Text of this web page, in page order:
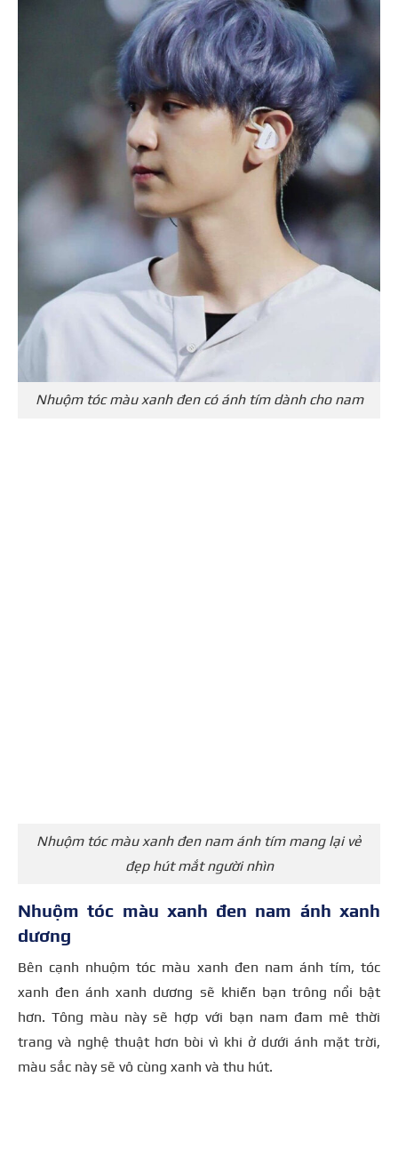
Nhuộm tóc màu xanh đen có ánh tím dành cho nam
Nhuộm tóc màu xanh đen nam ánh tím mang lại vẻ
đẹp hút mắt người nhìn
Nhuộm tóc màu xanh đen nam ánh xanh
dương
Bên cạnh nhuộm tóc màu xanh đen nam ánh tím, tóc
xanh đen ánh xanh dương sẽ khiến bạn trông nổi bật
hơn. Tông màu này sẽ hợp với bạn nam đam mê thời
trang và nghệ thuật hơn bòi vì khi ở dưới ánh mặt trời,
màu sắc này sẽ vô cùng xanh và thu hút.